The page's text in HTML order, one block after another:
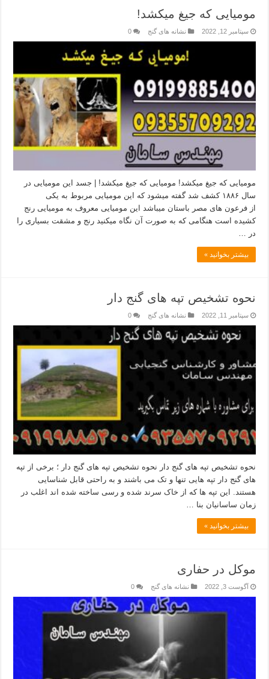
مومیایی که جیغ میکشد!
سپتامبر 12, 2022 نشانه های گنج 0
مومیایی که جیغ میکشد! مومیایی که جیغ میکشد! | جسد این مومیایی در
سال ۱۸۸۶ کشف شد گفته میشود که این مومیایی مربوط به یکی
از فرعون های مصر باستان میباشد این مومیایی معروف به مومیایی رنج
کشیده است هنگامی که به صورت آن نگاه میکنید رنج و مشقت بسیاری را
در …
بیشتر بخوانید »
نحوه تشخیص تپه های گنج دار
سپتامبر 11, 2022 نشانه های گنج 0
نحوه تشخیص تپه های گنج دار نحوه تشخیص تپه های گنج دار ؛ برخی از تپه
های گنج دار تپه هایی تنها و تک می باشند و به راحتی قابل شناسایی
هستند. این تپه ها که از خاک سرند شده و رسی ساخته شده اند اغلب در
زمان ساسانیان بنا …
بیشتر بخوانید »
موکل در حفاری
آگوست 3, 2022 نشانه های گنج 0